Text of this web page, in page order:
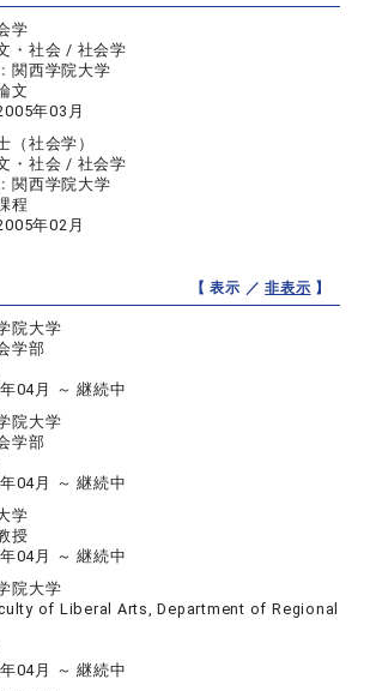
学
・社会 / 社会学
関西学院大学
文
年03月
（社会学）
・社会 / 社会学
関西学院大学
程
年02月
【 表示 ／非表示 】
院大学
学部
04月 ～ 継続中
院大学
学部
04月 ～ 継続中
学
授
04月 ～ 継続中
院大学
of Liberal Arts, Department of Regional
04月 ～ 継続中